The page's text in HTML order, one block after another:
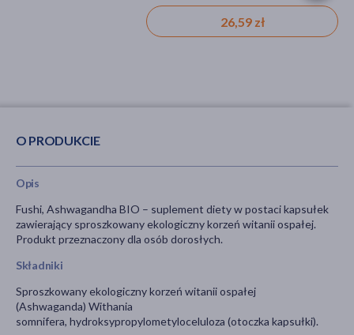
26,59 zł
33,99 zł
O PRODUKCIE
Opis
Fushi, Ashwagandha BIO – suplement diety w postaci kapsułek
zawierający sproszkowany ekologiczny korzeń witanii ospałej.
Produkt przeznaczony dla osób dorosłych.
Składniki
Sproszkowany ekologiczny korzeń witanii ospałej
(Ashwaganda) Withania
somnifera, hydroksypropylometyloceluloza (otoczka kapsułki).